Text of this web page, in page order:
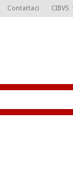
Contattaci CIBVS